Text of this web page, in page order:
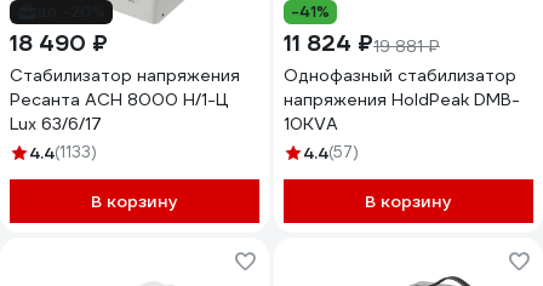
18 490 ₽
Стабилизатор напряжения
Ресанта АСН 8000 Н/1-Ц
Lux 63/6/17
4.4(1133)
В корзину
-41%
11 824 ₽19 881 ₽
Однофазный стабилизатор
напряжения HoldPeak DMB-
10KVA
4.4(57)
В корзину